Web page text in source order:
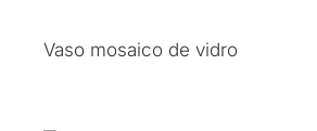
Vaso mosaico de vidro